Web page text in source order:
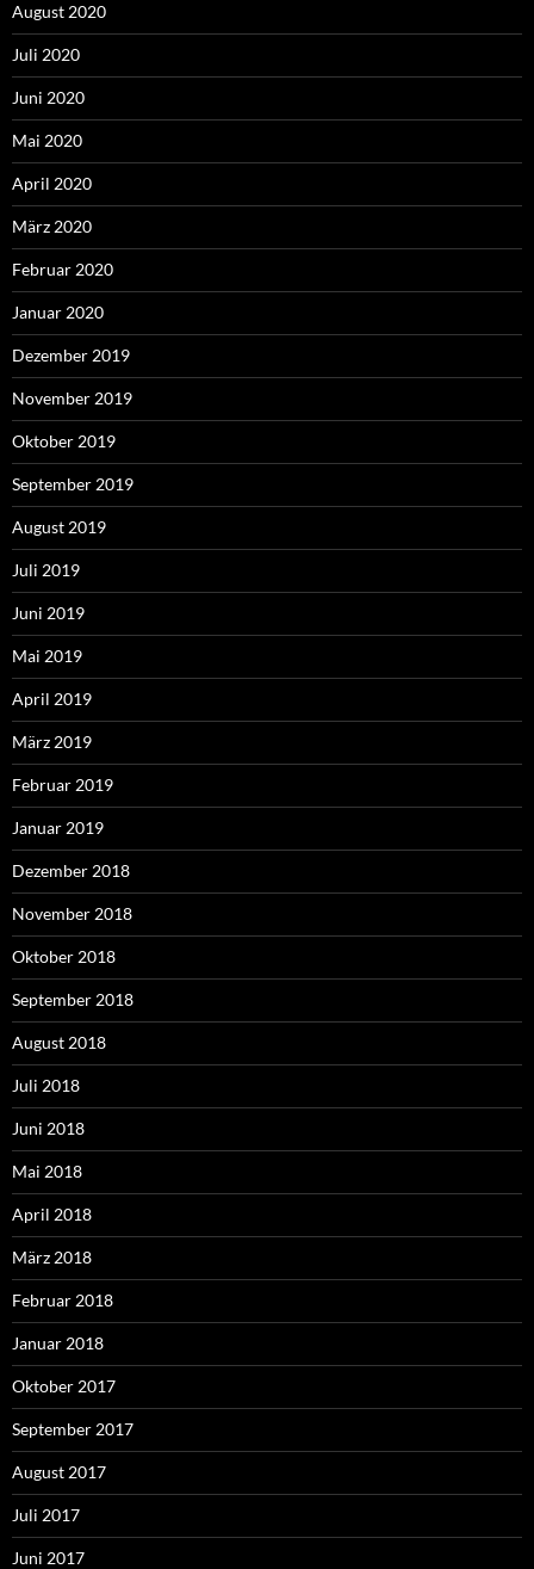
August 2020
Juli 2020
Juni 2020
Mai 2020
April 2020
März 2020
Februar 2020
Januar 2020
Dezember 2019
November 2019
Oktober 2019
September 2019
August 2019
Juli 2019
Juni 2019
Mai 2019
April 2019
März 2019
Februar 2019
Januar 2019
Dezember 2018
November 2018
Oktober 2018
September 2018
August 2018
Juli 2018
Juni 2018
Mai 2018
April 2018
März 2018
Februar 2018
Januar 2018
Oktober 2017
September 2017
August 2017
Juli 2017
Juni 2017